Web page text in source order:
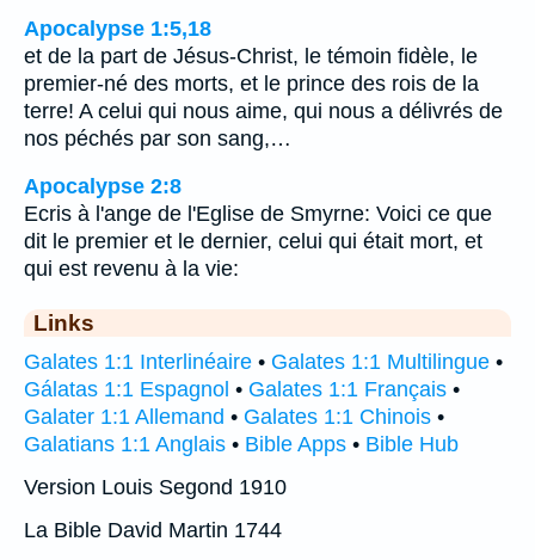
Apocalypse 1:5,18
et de la part de Jésus-Christ, le témoin fidèle, le
premier-né des morts, et le prince des rois de la
terre! A celui qui nous aime, qui nous a délivrés de
nos péchés par son sang,…
Apocalypse 2:8
Ecris à l'ange de l'Eglise de Smyrne: Voici ce que
dit le premier et le dernier, celui qui était mort, et
qui est revenu à la vie:
Links
Galates 1:1 Interlinéaire • Galates 1:1 Multilingue •
Gálatas 1:1 Espagnol • Galates 1:1 Français •
Galater 1:1 Allemand • Galates 1:1 Chinois •
Galatians 1:1 Anglais • Bible Apps • Bible Hub
Version Louis Segond 1910
La Bible David Martin 1744